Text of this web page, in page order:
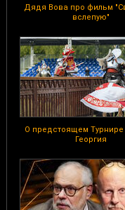
Дядя Вова про фильм
вслепую"
О предстоящем Турнире
Георгия